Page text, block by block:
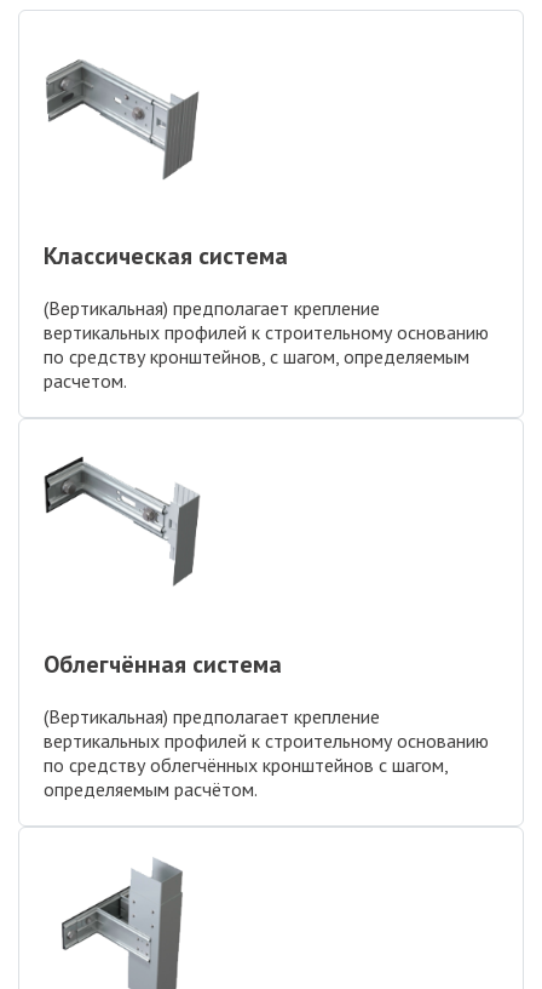
Классическая система
(Вертикальная) предполагает крепление
вертикальных профилей к строительному основанию
по средству кронштейнов, с шагом, определяемым
расчетом.
Облегчённая система
(Вертикальная) предполагает крепление
вертикальных профилей к строительному основанию
по средству облегчённых кронштейнов с шагом,
определяемым расчётом.